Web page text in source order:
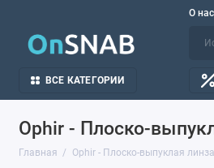
О нас
ВСЕ КАТЕГОРИИ
Ophir - Плоско-
Главная Ophir - Плоско-выпуклая